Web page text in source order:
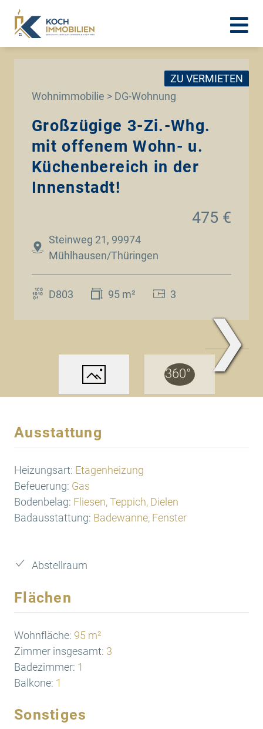
Wohnimmobilie > DG-Wohnung
ZU VERMIETEN
Großzügige 3-Zi.-Whg.
mit offenem Wohn- u.
Küchenbereich in der
Innenstadt!
Steinweg 21, 99974
Mühlhausen/Thüringen
475 €
D803 95 m² 3
❯
Ausstattung
Heizungsart: Etagenheizung
Befeuerung: Gas
Bodenbelag: Fliesen, Teppich, Dielen
Badausstattung: Badewanne, Fenster
Abstellraum
Flächen
Wohnfläche: 95 m²
Zimmer insgesamt: 3
Badezimmer: 1
Balkone: 1
Sonstiges